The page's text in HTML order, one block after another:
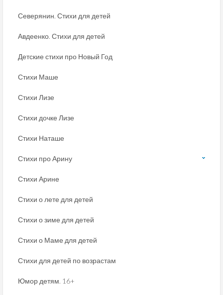
Северянин. Стихи для детей
Авдеенко. Стихи для детей
Детские стихи про Новый Год
Стихи Маше
Стихи Лизе
Стихи дочке Лизе
Стихи Наташе
Стихи про Арину
Стихи Арине
Стихи о лете для детей
Стихи о зиме для детей
Стихи о Маме для детей
Стихи для детей по возрастам
Юмор детям. 16+